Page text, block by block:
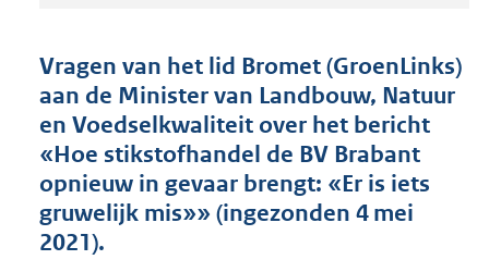
d
s
g
r
o
t
Vragen van het lid Bromet (GroenLinks)
aan de Minister van Landbouw, Natuur
en Voedselkwaliteit over het bericht
«Hoe stikstofhandel de BV Brabant
opnieuw in gevaar brengt: «Er is iets
gruwelijk mis»» (ingezonden 4 mei
2021).